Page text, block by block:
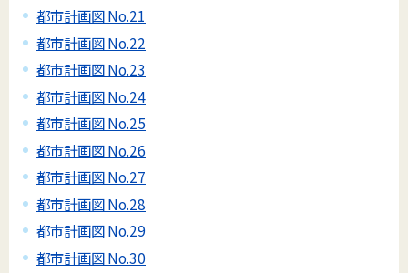
都市計画図 No.21
都市計画図 No.22
都市計画図 No.23
都市計画図 No.24
都市計画図 No.25
都市計画図 No.26
都市計画図 No.27
都市計画図 No.28
都市計画図 No.29
都市計画図 No.30